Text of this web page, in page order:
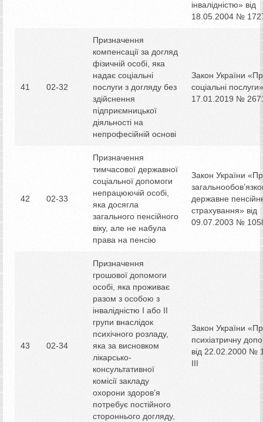
інвалідністю» від
18.05.2004 №
41 02-32
Призначення
компенсації за догляд
фізичній особі, яка
надає соціальні
послуги з догляду без
здійснення
підприємницької
діяльності на
непрофесійній основі
Закон України
соціальні
17.01.2019 №
42 02-33
Призначення
тимчасової державної
соціальної допомоги
непрацюючій особі,
яка досягла
загального пенсійного
віку, але не набула
права на пенсію
Закон України
державне
страхування» від
09.07.2003 №
43 02-34
Призначення
грошової допомоги
особі, яка проживає
разом з особою з
інвалідністю І або ІІ
групи внаслідок
психічного розладу,
яка за висновком
лікарсько-
консультативної
комісії закладу
охорони здоров’я
потребує постійного
стороннього догляду,
Закон України
психіатричну
від 22.02.2000 №
IІІ